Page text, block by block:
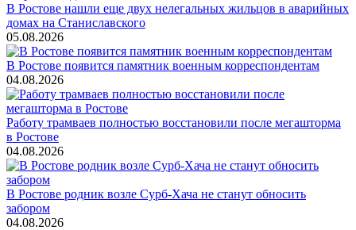
В Ростове нашли еще двух нелегальных жильцов в аварийных
домах на Станиславского
05.08.2026
В Ростове появится памятник военным корреспондентам
04.08.2026
Работу трамваев полностью восстановили после мегашторма
в Ростове
04.08.2026
В Ростове родник возле Сурб-Хача не станут обносить
забором
04.08.2026